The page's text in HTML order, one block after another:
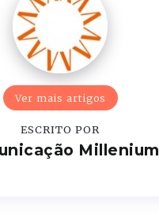
Ver mais artigos
ESCRITO POR
Millenium